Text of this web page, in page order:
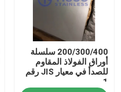
أشرطة فيديو
معلومات عنا
جولة في المعمل
200/300/400 سلسلة
أوراق الفولاذ المقاوم
للصدأ في معيار JIS رقم
1